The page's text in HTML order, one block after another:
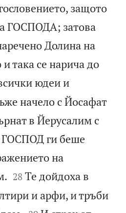
защото
ГОСПОДА; затова
Долина на
и така се нарича до
юдеи и
начело с Йосафат
в Йерусалим с
ГОСПОД ги беше
на


28 Те дойдоха в
и арфи, и тръби